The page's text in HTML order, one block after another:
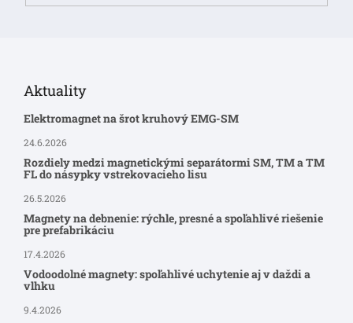
Aktuality
Elektromagnet na šrot kruhový EMG-SM
24.6.2026
Rozdiely medzi magnetickými separátormi SM, TM a TM
FL do násypky vstrekovacieho lisu
26.5.2026
Magnety na debnenie: rýchle, presné a spoľahlivé riešenie
pre prefabrikáciu
17.4.2026
Vodoodolné magnety: spoľahlivé uchytenie aj v daždi a
vlhku
9.4.2026